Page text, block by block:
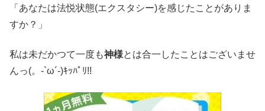
「あなたは法悦状態(エクスタシー)を感じたことがありま
すか？」
私は未だかつて一度も神様とは合一したことはございませ
んっ(。-`ω´-)ｷｯﾊﾟﾘ!!